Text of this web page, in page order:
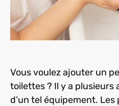
Vous voulez ajouter un
toilettes ? Il y a plusieurs
d’un tel équipement.